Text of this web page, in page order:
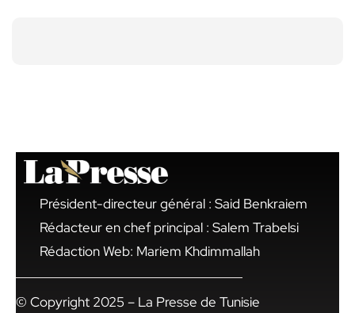
Président-directeur général : Said Benkraiem
Rédacteur en chef principal : Salem Trabelsi
Rédaction Web: Mariem Khdimmallah
© Copyright 2025 – La Presse de Tunisie